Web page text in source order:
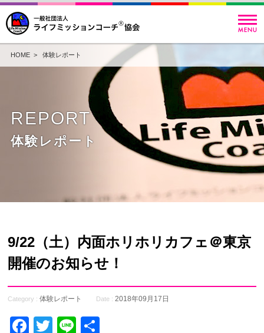
HOME> 体験レポート
REPORT
体験レポート
9/22（土）内面ホリホリカフェ＠東京
開催のお知らせ！
Category :体験レポート Date : 2018年09月17日
Facebook
Twitter
Line